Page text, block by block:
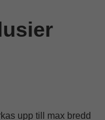
upp till max bredd